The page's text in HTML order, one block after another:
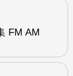
FM AM